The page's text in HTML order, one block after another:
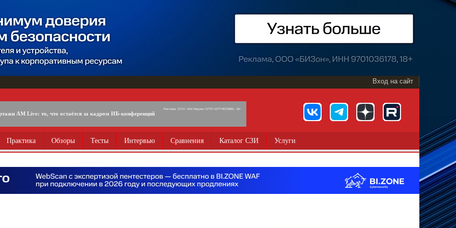
Вход на сайт
AM Live: то, что остаётся за кадром ИБ-конференций
Реклама. ООО «АМ Медиа» ОГРН 1077746725891, 18+
Практика Обзоры Тесты Интервью Сравнения Каталог СЗИ Услуги